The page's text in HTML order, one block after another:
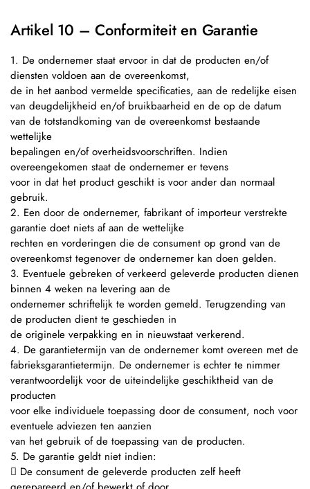
Artikel 10 – Conformiteit en Garantie
1. De ondernemer staat ervoor in dat de producten en/of
diensten voldoen aan de overeenkomst,
de in het aanbod vermelde specificaties, aan de redelijke eisen
van deugdelijkheid en/of bruikbaarheid en de op de datum
van de totstandkoming van de overeenkomst bestaande
wettelijke
bepalingen en/of overheidsvoorschriften. Indien
overeengekomen staat de ondernemer er tevens
voor in dat het product geschikt is voor ander dan normaal
gebruik.
2. Een door de ondernemer, fabrikant of importeur verstrekte
garantie doet niets af aan de wettelijke
rechten en vorderingen die de consument op grond van de
overeenkomst tegenover de ondernemer kan doen gelden.
3. Eventuele gebreken of verkeerd geleverde producten dienen
binnen 4 weken na levering aan de
ondernemer schriftelijk te worden gemeld. Terugzending van
de producten dient te geschieden in
de originele verpakking en in nieuwstaat verkerend.
4. De garantietermijn van de ondernemer komt overeen met de
fabrieksgarantietermijn. De ondernemer is echter te nimmer
verantwoordelijk voor de uiteindelijke geschiktheid van de
producten
voor elke individuele toepassing door de consument, noch voor
eventuele adviezen ten aanzien
van het gebruik of de toepassing van de producten.
5. De garantie geldt niet indien:
 De consument de geleverde producten zelf heeft